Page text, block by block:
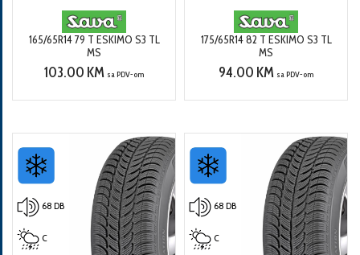
165/65R14 79 T ESKIMO S3 TL
MS
103.00 KM sa PDV-om
175/65R14 82 T ESKIMO S3 TL
MS
94.00 KM sa PDV-om
68 DB
C
68 DB
C